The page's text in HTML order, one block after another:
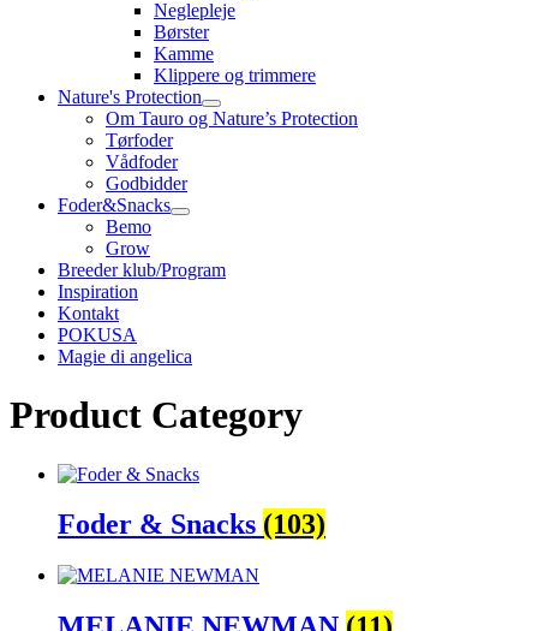
Neglepleje
Børster
Kamme
Klippere og trimmere
Nature's Protection
Om Tauro og Nature’s Protection
Tørfoder
Vådfoder
Godbidder
Foder&Snacks
Bemo
Grow
Breeder klub/Program
Inspiration
Kontakt
POKUSA
Magie di angelica
Product Category
Foder & Snacks (103)